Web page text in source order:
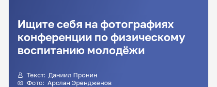
Ищите себя на фотографиях
конференции по физическому
воспитанию молодёжи
Текст: Даниил Пронин
Фото: Арслан Эрендженов